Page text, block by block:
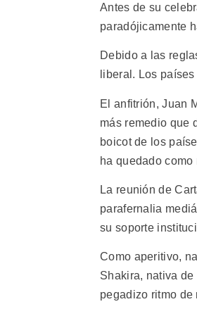
Antes de su
paradójicamente
Debido a las
liberal. Los
El anfitrión, Juan
más remedio que
boicot de los
ha quedado
La reunión de
parafernalia
su soporte
Como aperitivo,
Shakira, nativa
pegadizo ritmo de